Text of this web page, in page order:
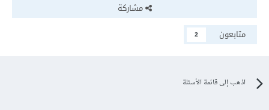
مشاركة
متابعون
2
اذهب إلى قائمة الأسئلة